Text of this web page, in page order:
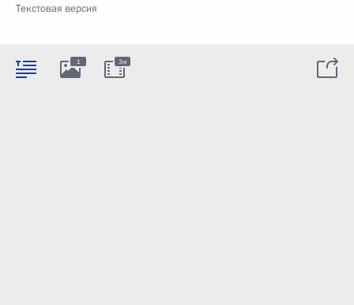
Текстовая версия
1 3м